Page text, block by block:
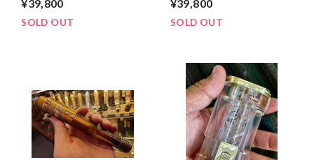
21700x1 or 2
¥39,800
SOLD OUT
21700x1 or 2
¥39,800
SOLD OUT